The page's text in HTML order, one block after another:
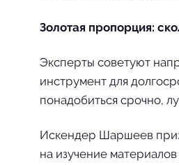
Золотая пропорция:
Эксперты советуют
инструмент для
понадобиться срочно,
Искендер Шаршеев
на изучение